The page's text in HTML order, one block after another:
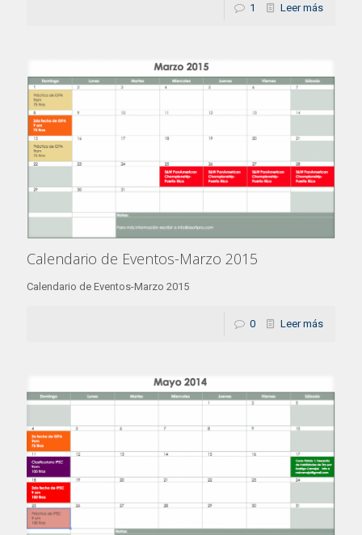
1 Leer más
Calendario de Eventos-Marzo 2015
Calendario de Eventos-Marzo 2015
0 Leer más